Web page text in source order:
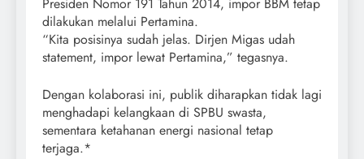
dilakukan melalui Pertamina.
“Kita posisinya sudah jelas. Dirjen Migas udah
statement, impor lewat Pertamina,” tegasnya.
Dengan kolaborasi ini, publik diharapkan tidak lagi
menghadapi kelangkaan di SPBU swasta,
sementara ketahanan energi nasional tetap
terjaga.*